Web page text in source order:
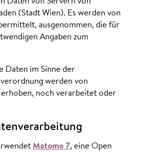
(Stadt Wien). Es werden von
ausgenommen, die für
Angaben zum
Daten im Sinne der
werden von
erhoben, noch verarbeitet oder
Matomo 7, eine Open